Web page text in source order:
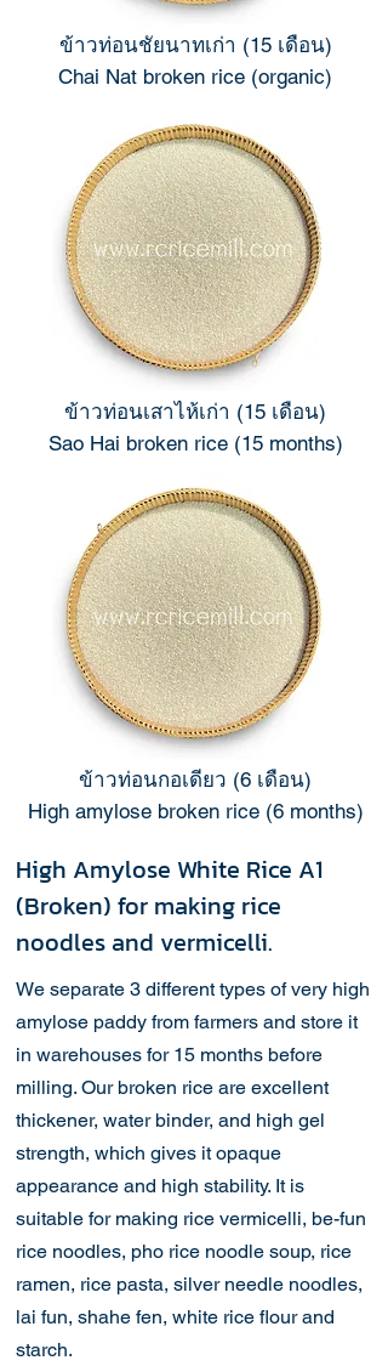
ข้าวท่อนชัยนาทเก่า (15 เดือน)
Chai Nat broken rice (organic)
ข้าวท่อนเสาไห้เก่า (15 เดือน)
Sao Hai broken rice (15 months)
ข้าวท่อนกอเดียว (6 เดือน)
High amylose broken rice (6 months)
High Amylose White Rice A1
(Broken) for making rice
noodles and vermicelli.
We separate 3 different types of very high
amylose paddy from farmers and store it
in warehouses for 15 months before
milling. Our broken rice are excellent
thickener, water binder, and high gel
strength, which gives it opaque
appearance and high stability. It is
suitable for making rice vermicelli, be-fun
rice noodles, pho rice noodle soup, rice
ramen, rice pasta, silver needle noodles,
lai fun, shahe fen, white rice flour and
starch.